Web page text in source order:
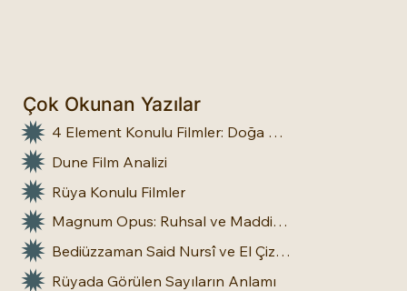
Çok Okunan Yazılar
4 Element Konulu Filmler: Doğa Üstü Güçler
Dune Film Analizi
Rüya Konulu Filmler
Magnum Opus: Ruhsal ve Maddi Dönüşümün Büyük Eseri
Bediüzzaman Said Nursî ve El Çizgileri: İnsan Doğasına Dair Bir Bakış
Rüyada Görülen Sayıların Anlamı